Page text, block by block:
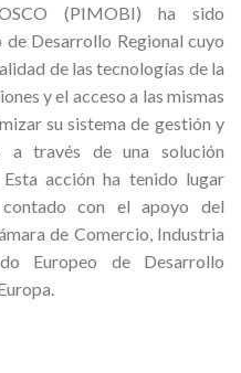
(PIMOBI) ha sido
Desarrollo Regional cuyo
de las tecnologías de la
y el acceso a las mismas
su sistema de gestión y
a través de una solución
acción ha tenido lugar
con el apoyo del
de Comercio, Industria
Europeo de Desarrollo